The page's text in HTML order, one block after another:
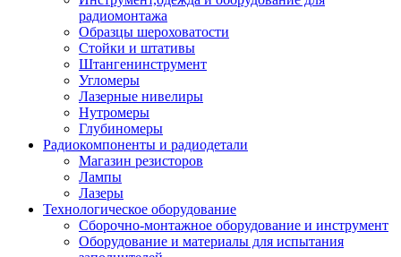
радиомонтажа
Образцы шероховатости
Стойки и штативы
Штангенинструмент
Угломеры
Лазерные нивелиры
Нутромеры
Глубиномеры
Радиокомпоненты и радиодетали
Магазин резисторов
Лампы
Лазеры
Технологическое оборудование
Сборочно-монтажное оборудование и инструмент
Оборудование и материалы для испытания